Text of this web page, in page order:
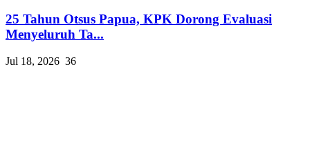
25 Tahun Otsus Papua, KPK Dorong Evaluasi
Menyeluruh Ta...
Jul 18, 2026 36